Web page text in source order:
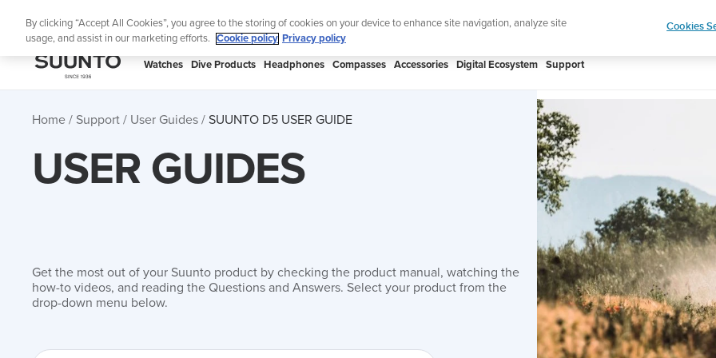
Lightweight sports watch designed for runners Shop
SUUNTO
Watches Dive Products Headphones Compasses Accessories Digital Ecosystem Support
Home Support User Guides SUUNTO D5 USER GUIDE
USER GUIDES
Get the most out of your Suunto product by checking the product manual, watching the
how-to videos, and reading the Questions and Answers. Select your product from the
drop-down menu below.
By clicking “Accept All Cookies”, you agree to the storing of cookies on your device to enhance site navigation, analyze site
usage, and assist in our marketing efforts.
Cookie policy Privacy policy
Cookies